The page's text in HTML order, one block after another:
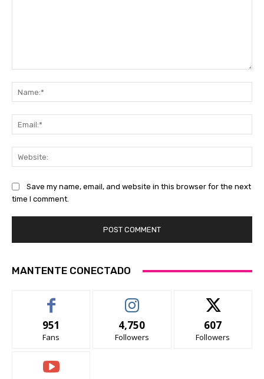
Save my name, email, and website in this browser for the next
time I comment.
MANTENTE CONECTADO
951
Fans
4,750
Followers
607
Followers